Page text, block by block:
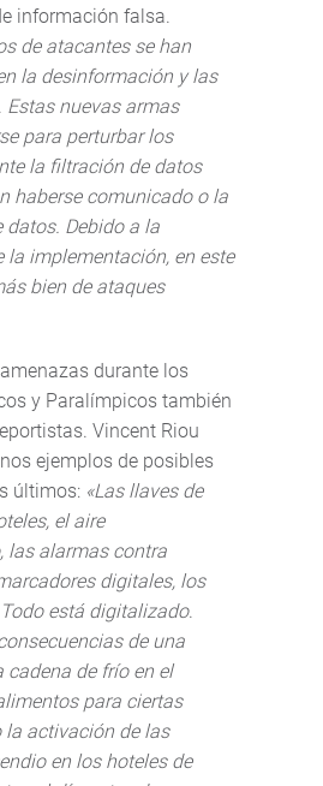
información falsa.
de atacantes se han
la desinformación y las
Estas nuevas armas
para perturbar los
la filtración de datos
haberse comunicado o la
Debido a la
la implementación, en este
bien de ataques
durante los
y Paralímpicos también
Vincent Riou
ejemplos de posibles
últimos: «Las llaves de
el aire
las alarmas contra
digitales, los
está digitalizado.
de una
cadena de frío en el
para ciertas
la activación de las
en los hoteles de